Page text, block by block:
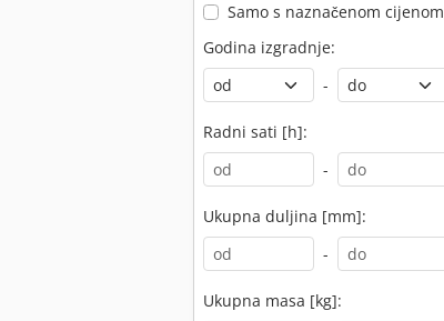
Samo s naznačenom cijenom
Godina izgradnje:
-
Radni sati [h]:
-
Ukupna duljina [mm]:
-
Ukupna masa [kg]: